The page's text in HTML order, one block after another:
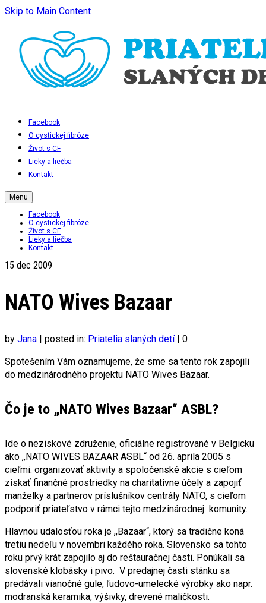
Skip to Main Content
Facebook
O cystickej fibróze
Život s CF
Lieky a liečba
Kontakt
Menu
Facebook
O cystickej fibróze
Život s CF
Lieky a liečba
Kontakt
15 dec 2009
NATO Wives Bazaar
by Jana | posted in: Priatelia slaných detí | 0
Spotešením Vám oznamujeme, že sme sa tento rok zapojili
do medzinárodného projektu NATO Wives Bazaar.
Čo je to „NATO Wives Bazaar“ ASBL?
Ide o neziskové združenie, oficiálne registrované v Belgicku
ako ,,NATO WIVES BAZAAR ASBL“ od 26. aprila 2005 s
cieľmi: organizovať aktivity a spoločenské akcie s cieľom
získať finančné prostriedky na charitatívne účely a zapojiť
manželky a partnerov príslušníkov centrály NATO, s cieľom
podporiť priateľstvo v rámci tejto medzinárodnej komunity.
Hlavnou udalosťou roka je ,,Bazaar“, ktorý sa tradične koná
tretiu nedeľu v novembri každého roka. Slovensko sa tohto
roku prvý krát zapojilo aj do reštauračnej časti. Ponúkali sa
slovenské klobásky i pivo. V predajnej časti stánku sa
predávali vianočné gule, ľudovo-umelecké výrobky ako napr.
modranská keramika, výšivky, drevené maličkosti.